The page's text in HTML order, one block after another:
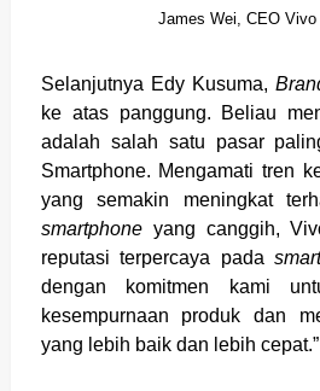
James Wei, CEO Vivo
Selanjutnya Edy Kusuma,
ke atas panggung. Beliau
adalah salah satu pasar
Smartphone. Mengamati tren
yang semakin meningkat
smartphoneyang canggih,
reputasi terpercaya pada
dengan komitmen kami
kesempurnaan produk dan
yang lebih baik dan lebih cepat.”